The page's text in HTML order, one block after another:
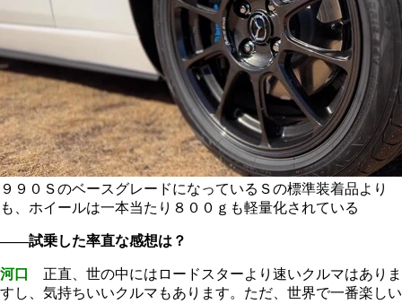
９９０ＳのベースグレードになっているＳの標準装着品より
も、ホイールは一本当たり８００ｇも軽量化されている
――試乗した率直な感想は？
河口
正直、世の中にはロードスターより速いクルマはありま
すし、気持ちいいクルマもあります。ただ、世界で一番楽しい